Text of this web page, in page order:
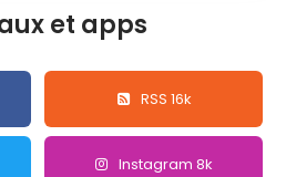
et apps
RSS 16k
Instagram 8k